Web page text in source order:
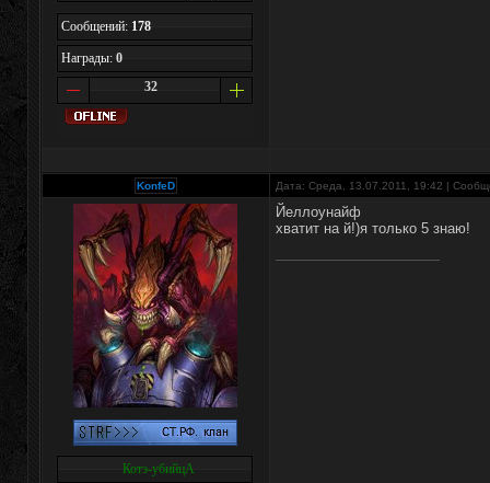
Сообщений: 178
Награды: 0
32
KonfeD Дата: Среда, 13.07.2011, 19:42 |
Котэ-убийцА
Йеллоунайф
хватит на й!)я только 5 знаю!